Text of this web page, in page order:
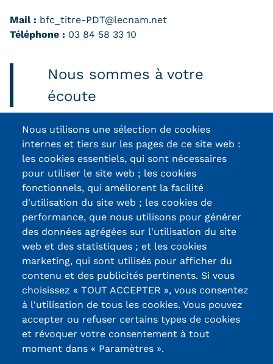
Mail : bfc_titre-PDT@lecnam.net
Téléphone : 03 84 58 33 10
Nous sommes à votre
écoute
Contactez-nous
13, Rue Ernest
Thierry-Mieg
90010 BELFORT
Cedex
03 84 58 33 10
Certifications /
Labels qualité
Nous utilisons une sélection de cookies
internes et tiers sur les pages de ce site web :
les cookies essentiels, qui sont nécessaires
pour utiliser le site web ; les cookies
fonctionnels, qui améliorent la facilité
d'utilisation du site web ; les cookies de
performance, que nous utilisons pour générer
des données agrégées sur l'utilisation du site
web et des statistiques ; et les cookies
marketing, qui sont utilisés pour afficher du
contenu et des publicités pertinents. Si vous
choisissez « TOUT ACCEPTER », vous consentez
à l'utilisation de tous les cookies. Vous pouvez
accepter ou refuser certains types de cookies
et révoquer votre consentement à tout
moment dans « Paramètres ».